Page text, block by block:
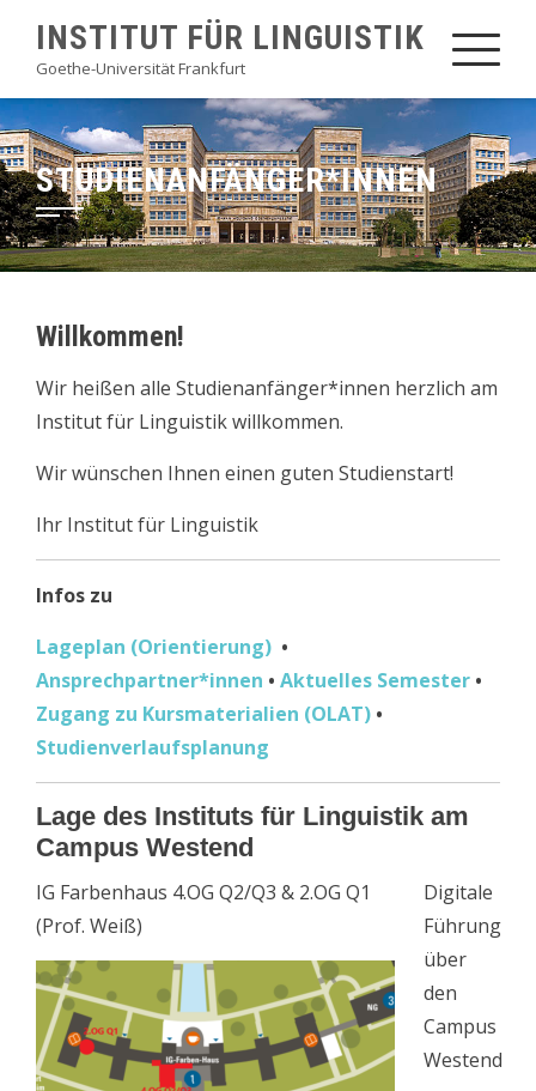
content
INSTITUT FÜR LINGUISTIK
Goethe-Universität Frankfurt
STUDIENANFÄNGER*INNEN
Willkommen!
Wir heißen alle Studienanfänger*innen herzlich am
Institut für Linguistik willkommen.
Wir wünschen Ihnen einen guten Studienstart!
Ihr Institut für Linguistik
Infos zu
Lageplan (Orientierung) •
Ansprechpartner*innen • Aktuelles Semester •
Zugang zu Kursmaterialien (OLAT) •
Studienverlaufsplanung
Lage des Instituts für Linguistik am
Campus Westend
IG Farbenhaus 4.OG Q2/Q3 & 2.OG Q1
(Prof. Weiß)
Digitale
Führung
über
den
Campus
Westend